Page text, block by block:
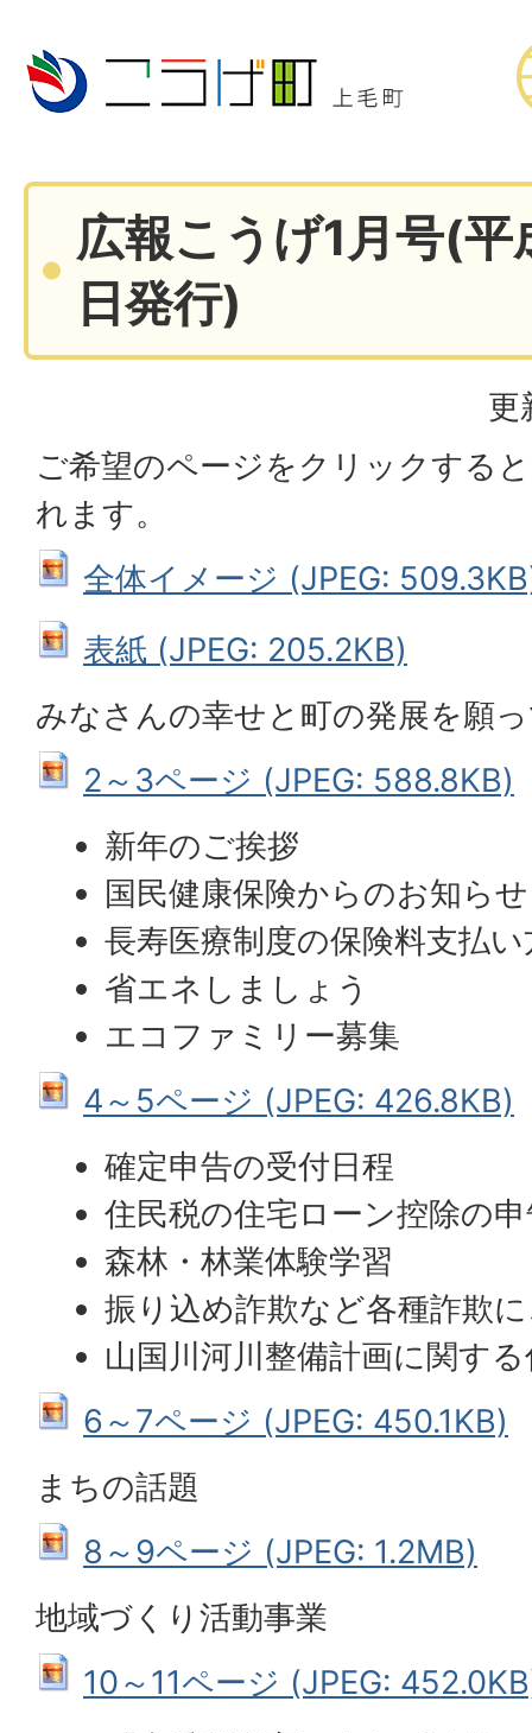
広報こうげ1月号(
日発行)
更
ご希望のページをクリックする
れます。
全体イメージ (JPEG:
表紙 (JPEG: 205.2KB)
みなさんの幸せと町の発展を願
2～3ページ (JPEG: 588.8KB)
新年のご挨拶
国民健康保険からのお知らせ
長寿医療制度の保険料支払
省エネしましょう
エコファミリー募集
4～5ページ (JPEG: 426.8KB)
確定申告の受付日程
住民税の住宅ローン控除の
森林・林業体験学習
振り込め詐欺など各種詐欺
山国川河川整備計画に関す
6～7ページ (JPEG: 450.1KB)
まちの話題
8～9ページ (JPEG: 1.2MB)
地域づくり活動事業
10～11ページ (JPEG: